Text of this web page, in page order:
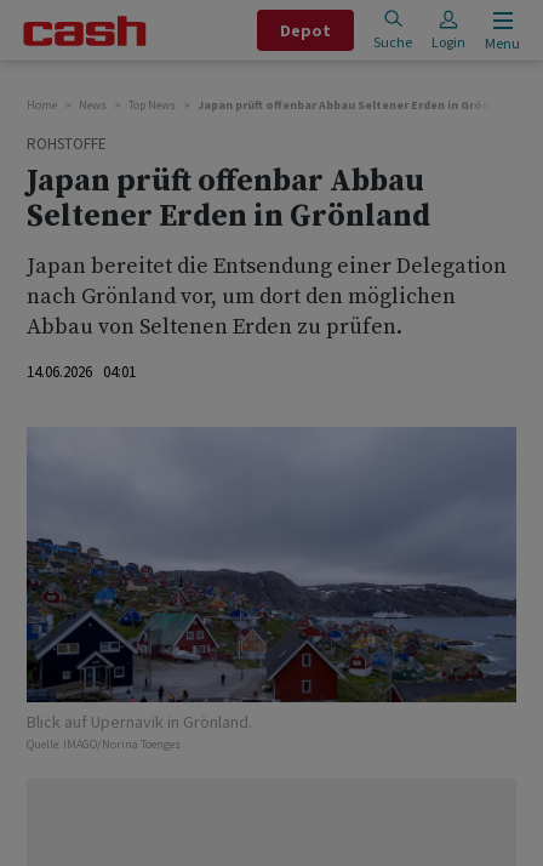
Depot
Suche Login Menu
Home News Top News Japan prüft offenbar Abbau Seltener Erden in Grönland
ROHSTOFFE
Japan prüft offenbar Abbau
Seltener Erden in Grönland
Japan bereitet die Entsendung einer Delegation
nach ‌Grönland ⁠vor, um dort den möglichen
⁠Abbau von Seltenen Erden zu prüfen.
14.06.2026 04:01
Blick auf Upernavik in Grönland.
Quelle: IMAGO/Norina Toenges